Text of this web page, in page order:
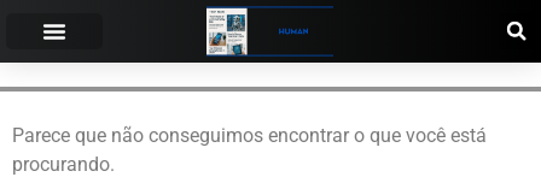
Parece que não conseguimos encontrar o que você está
procurando.